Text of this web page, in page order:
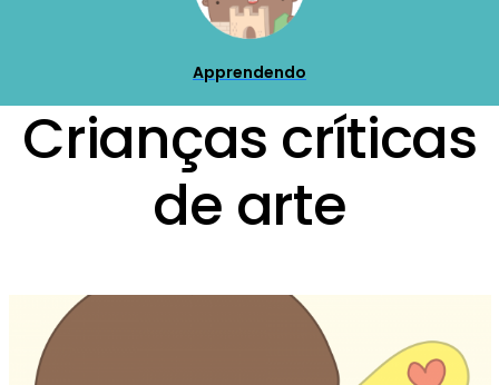
Apprendendo
Crianças críticas
de arte